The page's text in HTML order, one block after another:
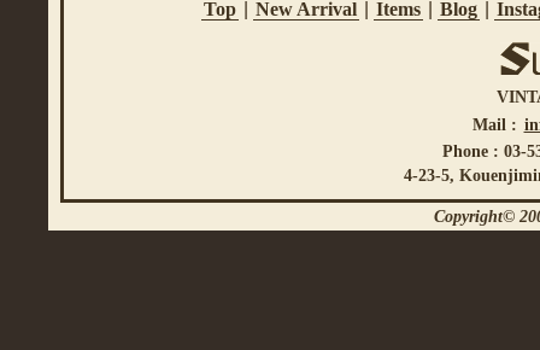
Top New Arrival Items Blog
Mail :
Phone : 03-
4-23-5,
Copyright©